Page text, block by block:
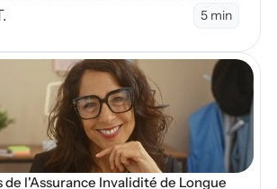
en cas de diagnostic
5 min
de l'Assurance Invalidité de Longue